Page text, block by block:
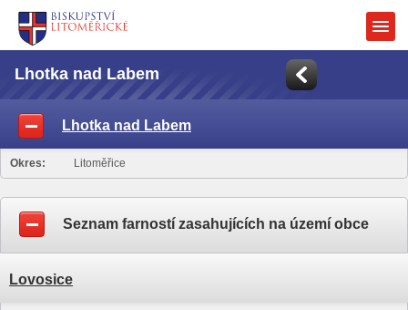
Lhotka nad Labem
Lhotka nad Labem
Okres: Litoměřice
Seznam farností zasahujících na území obce
Lovosice